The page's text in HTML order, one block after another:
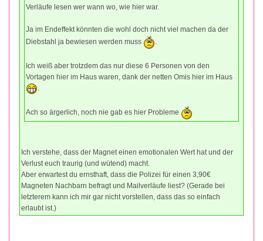
Verläufe lesen wer wann wo, wie hier war.
Ja im Endeffekt könnten die wohl doch nicht viel machen da der
Diebstahl ja bewiesen werden muss
.
Ich weiß aber trotzdem das nur diese 6 Personen von den
Vortagen hier im Haus waren, dank der netten Omis hier im Haus
.
Ach so ärgerlich, noch nie gab es hier Probleme
Ich verstehe, dass der Magnet einen emotionalen Wert hat und der
Verlust euch traurig (und wütend) macht.
Aber erwartest du ernsthaft, dass die Polizei für einen 3,90€
Magneten Nachbarn befragt und Mailverläufe liest? (Gerade bei
letzterem kann ich mir gar nicht vorstellen, dass das so einfach
erlaubt ist.)